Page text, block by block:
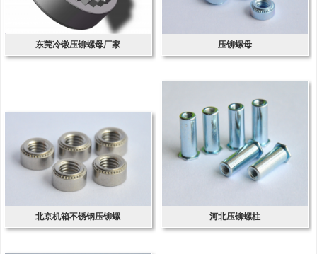
东莞冷镦压铆螺母厂家 压铆螺母
北京机箱不锈钢压铆螺 河北压铆螺柱